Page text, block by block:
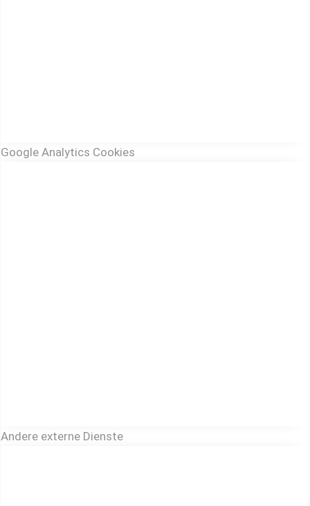
Google Analytics Cookies
Andere externe Dienste